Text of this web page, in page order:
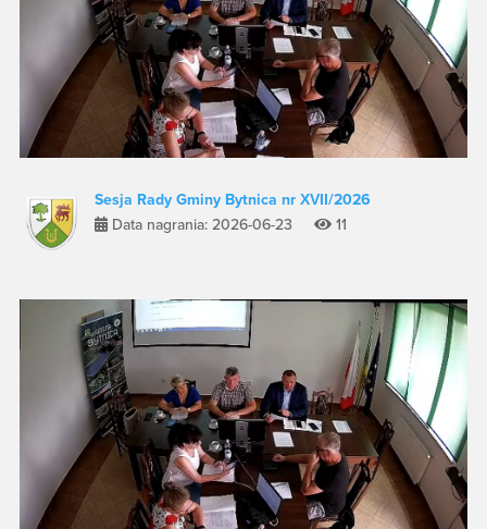
Sesja Rady Gminy Bytnica nr XVII/2026
Data nagrania: 2026-06-23
11